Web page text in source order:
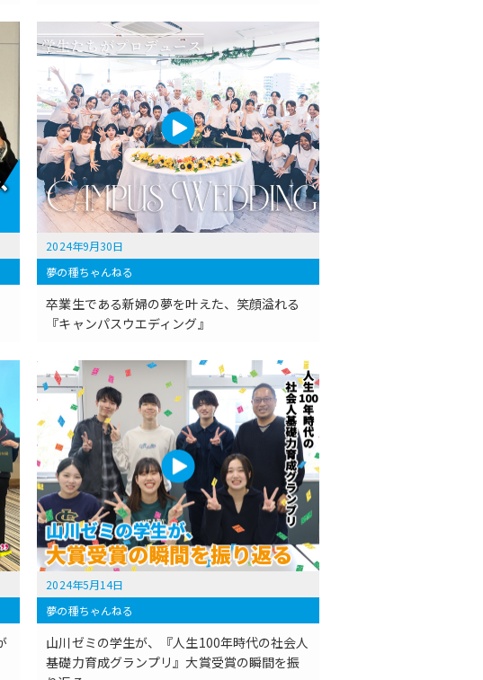
2024年9月30日
夢の種ちゃんねる
卒業生である新婦の夢を叶えた、笑顔溢れる
『キャンパスウエディング』
2024年5月14日
夢の種ちゃんねる
山川ゼミの学生が、『人生100年時代の社会人
基礎力育成グランプリ』大賞受賞の瞬間を振